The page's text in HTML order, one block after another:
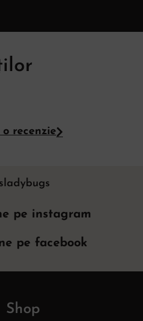
recenzie
pe instagram
pe facebook
Shop